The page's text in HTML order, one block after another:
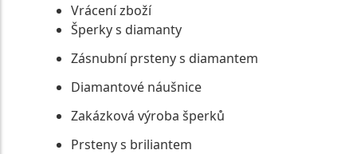
Vrácení zboží
Šperky s diamanty
Zásnubní prsteny s diamantem
Diamantové náušnice
Zakázková výroba šperků
Prsteny s briliantem